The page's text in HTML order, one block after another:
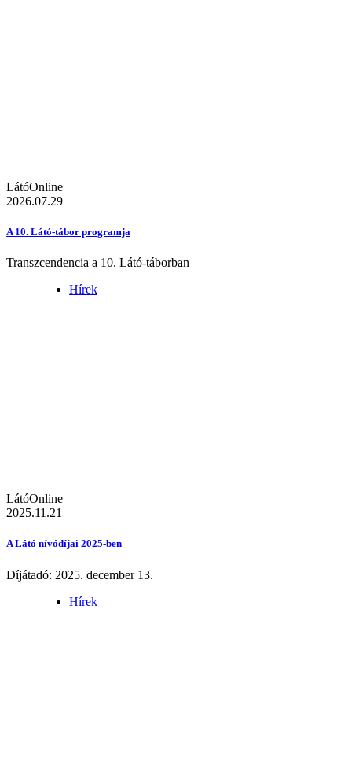
LátóOnline
2026.07.29
A 10. Látó-tábor programja
Transzcendencia a 10. Látó-táborban
Hírek
LátóOnline
2025.11.21
A Látó nívódíjai 2025-ben
Díjátadó: 2025. december 13.
Hírek